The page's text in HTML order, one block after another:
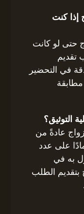
إذا كنت
حتى لو كانت
تقديم
في التحضير
مطابقة
التوثيق؟
عادةً من
على عدد
به في
الطلب